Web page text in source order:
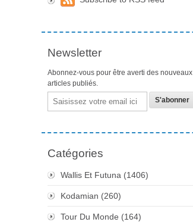
Newsletter
Abonnez-vous pour être averti des nouveaux
articles publiés.
Email
Catégories
Wallis Et Futuna (1406)
Kodamian (260)
Tour Du Monde (164)